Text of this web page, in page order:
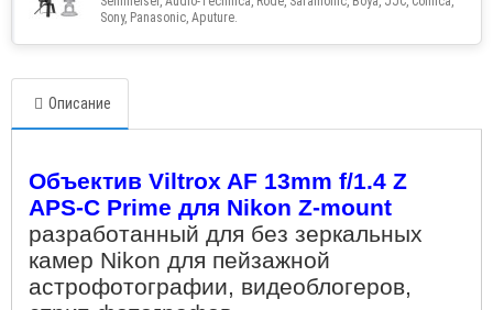
Sony, Panasonic, Aputure.
Описание
Объектив Viltrox AF 13mm f/1.4 Z
APS-C Prime для Nikon Z-mount
разработанный для без зеркальных
камер Nikon для пейзажной
астрофотографии, видеоблогеров,